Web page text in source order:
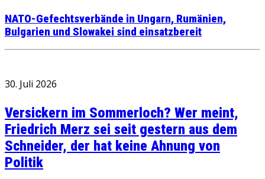
NATO-Gefechtsverbände in Ungarn, Rumänien,
Bulgarien und Slowakei sind einsatzbereit
30. Juli 2026
Versickern im Sommerloch? Wer meint,
Friedrich Merz sei seit gestern aus dem
Schneider, der hat keine Ahnung von
Politik